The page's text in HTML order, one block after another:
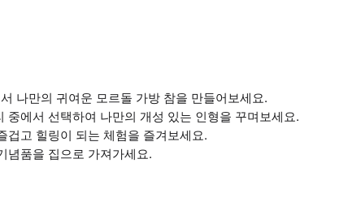
나만의 귀여운 모르돌 가방 참을 만들어보세요.
중에서 선택하여 나만의 개성 있는 인형을 꾸며보세요.
겁고 힐링이 되는 체험을 즐겨보세요.
념품을 집으로 가져가세요.